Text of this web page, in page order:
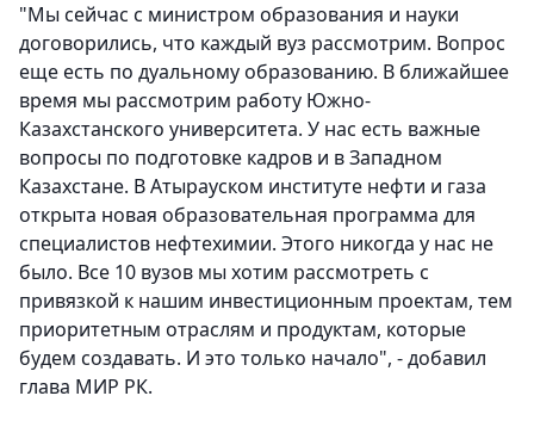
"Мы сейчас с министром образования и науки
договорились, что каждый вуз рассмотрим. Вопрос
еще есть по дуальному образованию. В ближайшее
время мы рассмотрим работу Южно-
Казахстанского университета. У нас есть важные
вопросы по подготовке кадров и в Западном
Казахстане. В Атырауском институте нефти и газа
открыта новая образовательная программа для
специалистов нефтехимии. Этого никогда у нас не
было. Все 10 вузов мы хотим рассмотреть с
привязкой к нашим инвестиционным проектам, тем
приоритетным отраслям и продуктам, которые
будем создавать. И это только начало", - добавил
глава МИР РК.